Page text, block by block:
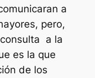
a
pero,
a la
es la que
de los